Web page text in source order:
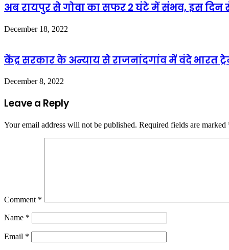
अब रायपुर से गोवा का सफर 2 घंटे में संभव, इस दिन
December 18, 2022
केंद्र सरकार के अन्याय से राजनांदगांव में वंदे भारत
December 8, 2022
Leave a Reply
Your email address will not be published. Required fields are marked
Comment *
Name *
Email *